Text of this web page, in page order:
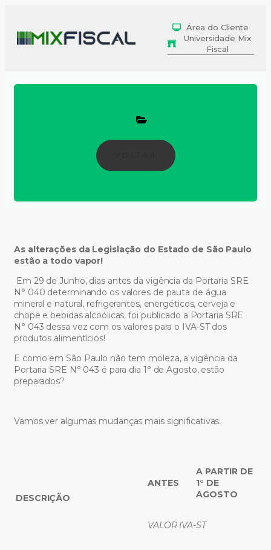
Área do Cliente
Universidade Mix
Fiscal
As alterações da Legislação do Estado de São Paulo
estão a todo vapor!
Em 29 de Junho, dias antes da vigência da Portaria SRE
N° 040 determinando os valores de pauta de água
mineral e natural, refrigerantes, energéticos, cerveja e
chope e bebidas alcoólicas, foi publicado a Portaria SRE
N° 043 dessa vez com os valores para o IVA-ST dos
produtos alimentícios!
E como em São Paulo não tem moleza, a vigência da
Portaria SRE N° 043 é para dia 1° de Agosto, estão
preparados?
Vamos ver algumas mudanças mais significativas:
DESCRIÇÃO
ANTES
A PARTIR DE
1° DE
AGOSTO
VALOR IVA-ST